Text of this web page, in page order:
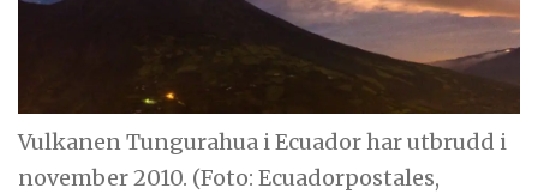
Vulkanen Tungurahua i Ecuador har utbrudd i
november 2010. (Foto: Ecuadorpostales,